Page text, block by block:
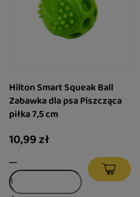
Hilton Smart Squeak Ball
Zabawka dla psa Piszcząca
piłka 7,5 cm
10,99 zł